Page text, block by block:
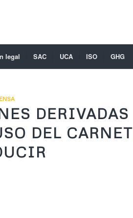
legal SAC UCA ISO GHG
DERIVADAS
DEL CARNET